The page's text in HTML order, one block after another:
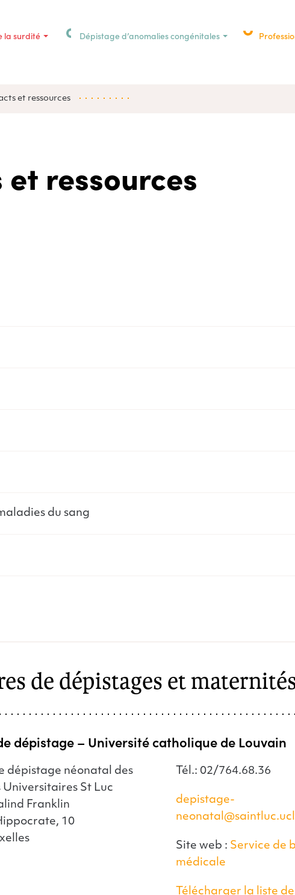
la surdité Dépistage d’anomalies congénitales
et ressources
ressources
du sang
de dépistages et
dépistage – Université catholique de Louvain
dépistage néonatal des
Universitaires St Luc
Franklin
10
Tél.: 02/764.68.36
depistage-
Site web : Service de
médicale
Télécharger la liste